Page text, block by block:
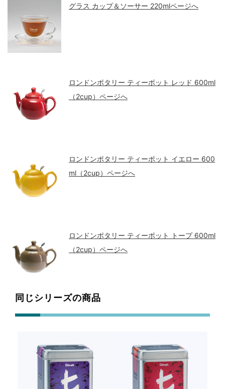
グラス カップ＆ソーサー 220mlページへ
ロンドンポタリー ティーポット レッド 600ml
（2cup）ページへ
ロンドンポタリー ティーポット イエロー 600
ml（2cup）ページへ
ロンドンポタリー ティーポット トープ 600ml
（2cup）ページへ
同じシリーズの商品